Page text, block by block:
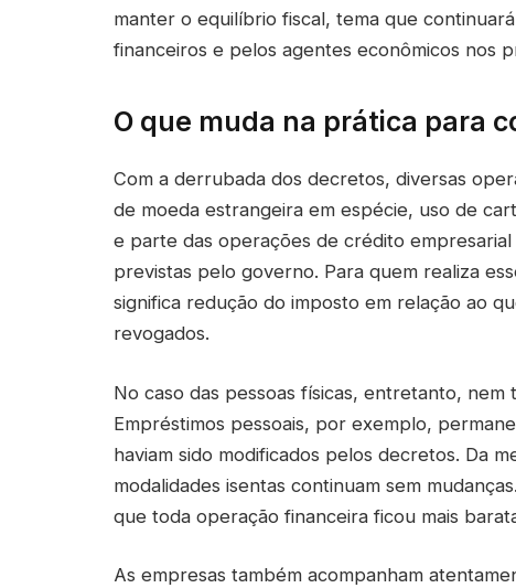
manter o equilíbrio fiscal, tema que
financeiros e pelos agentes econômicos nos
O que muda na prática para
Com a derrubada dos decretos, diversas
de moeda estrangeira em espécie, uso de
e parte das operações de crédito
previstas pelo governo. Para quem realiza
significa redução do imposto em relação ao
revogados.
No caso das pessoas físicas, entretanto, nem
Empréstimos pessoais, por exemplo,
haviam sido modificados pelos decretos. Da
modalidades isentas continuam sem
que toda operação financeira ficou mais
As empresas também acompanham